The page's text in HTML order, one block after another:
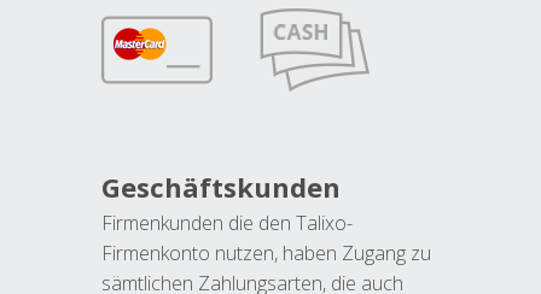
Geschäftskunden
Firmenkunden die den Talixo-
Firmenkonto nutzen, haben Zugang zu
sämtlichen Zahlungsarten, die auch